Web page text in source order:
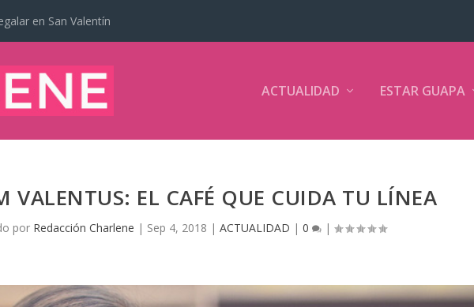
en San Valentín
ACTUALIDAD ESTAR GUAPA
VALENTUS: EL CAFÉ QUE CUIDA TU LÍNEA
por Redacción Charlene | Sep 4, 2018 | ACTUALIDAD | 0 |